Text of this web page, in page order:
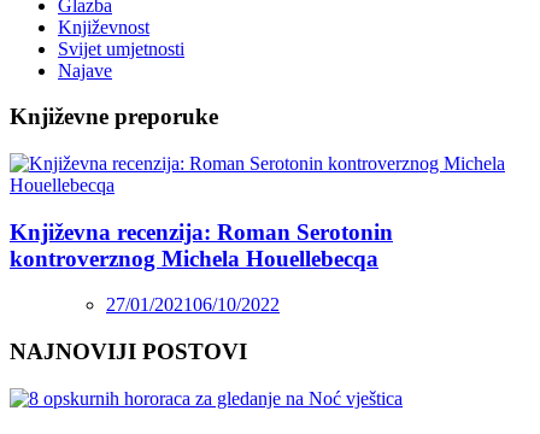
Glazba
Književnost
Svijet umjetnosti
Najave
Književne preporuke
Književna recenzija: Roman Serotonin
kontroverznog Michela Houellebecqa
27/01/202106/10/2022
NAJNOVIJI POSTOVI